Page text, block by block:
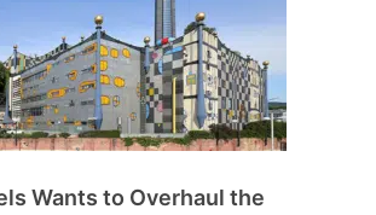
Wants to Overhaul the